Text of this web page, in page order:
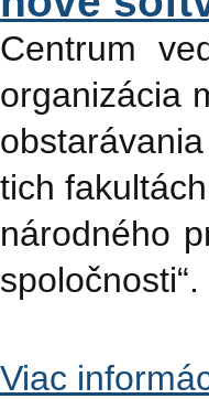
Centrum
organizácia
tich
národného
spoločnosti“.
Viac